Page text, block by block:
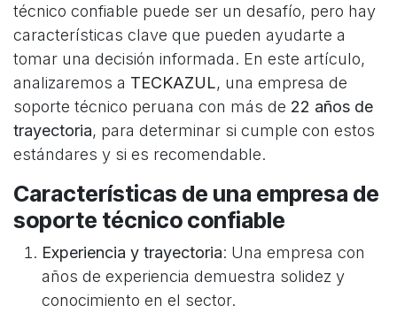
técnico confiable puede ser un desafío, pero hay
características clave que pueden ayudarte a
tomar una decisión informada. En este artículo,
analizaremos a TECKAZUL, una empresa de
soporte técnico peruana con más de 22 años de
trayectoria, para determinar si cumple con estos
estándares y si es recomendable.
Características de una empresa de
soporte técnico confiable
Experiencia y trayectoria: Una empresa con
años de experiencia demuestra solidez y
conocimiento en el sector.